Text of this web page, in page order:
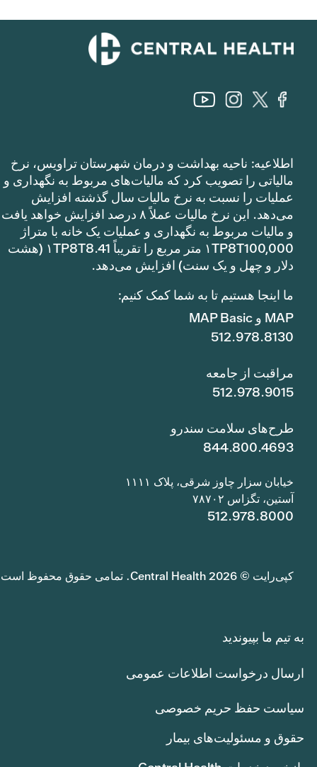
اطلاعیه: ناحیه بهداشت و درمان شهرستان تراویس، نرخ
مالیاتی را تصویب کرد که مالیات‌های مربوط به نگهداری و
عملیات را نسبت به نرخ مالیات سال گذشته افزایش
می‌دهد. این نرخ مالیات عملاً ۸ درصد افزایش خواهد یافت
و مالیات مربوط به نگهداری و عملیات یک خانه با متراژ
۱TP8T100,000 متر مربع را تقریباً ۱TP8T8.41 (هشت
دلار و چهل و یک سنت) افزایش می‌دهد.
ما اینجا هستیم تا به شما کمک کنیم:
MAP و MAP Basic
512.978.8130
مراقبت از جامعه
512.978.9015
طرح‌های سلامت سندرو
844.800.4693
خیابان سزار چاوز شرقی، پلاک ۱۱۱۱
آستین، تگزاس ۷۸۷۰۲
512.978.8000
کپی‌رایت © 2026 Central Health. تمامی حقوق محفوظ است.
به تیم ما بپیوندید
ارسال درخواست اطلاعات عمومی
سیاست حفظ حریم خصوصی
حقوق و مسئولیت‌های بیمار